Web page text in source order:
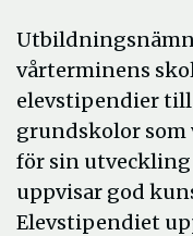
vårterminens
elevstipendier till
grundskolor som
för sin
uppvisar god
Elevstipendiet